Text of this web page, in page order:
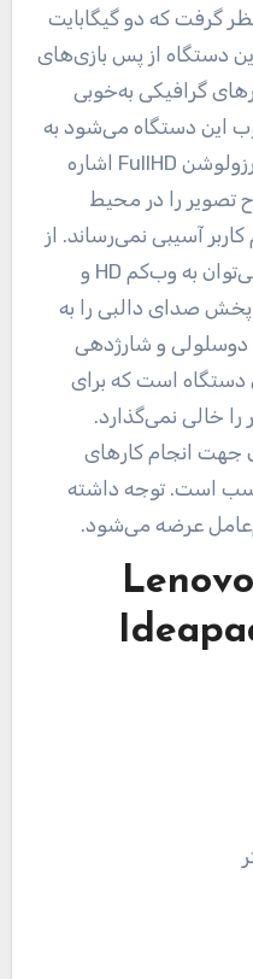
گرفت که دو گیگابایت
دستگاه از پس بازی‌های
گرافیکی به‌خوبی
این دستگاه می‌شود به
صفحه‌نمایش ۱۵.۶اینچی آن با رزولوشن FullHD اشاره
تصویر را در محیط
آسیبی نمی‌رساند. از
ویژگی‌های دیگر این محصول می‌توان به وب‌کم HD و
پخش صدای دالبی را به
دوسلولی و شارژدهی
دستگاه است که برای
خالی نمی‌گذارد.
جهت انجام کارهای
است. توجه داشته
عرضه می‌شود.
Lenovo